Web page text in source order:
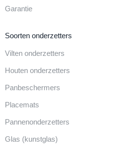
Garantie
Soorten onderzetters
Vilten onderzetters
Houten onderzetters
Panbeschermers
Placemats
Pannenonderzetters
Glas (kunstglas)